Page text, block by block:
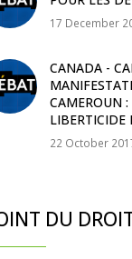
17 December
CANADA -
CAMEROUN
LIBERTICIDE
22 October
DU